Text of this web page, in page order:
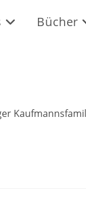
Bücher